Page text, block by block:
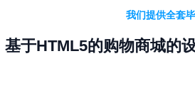
我们提供全套
基于HTML5的购物商城的